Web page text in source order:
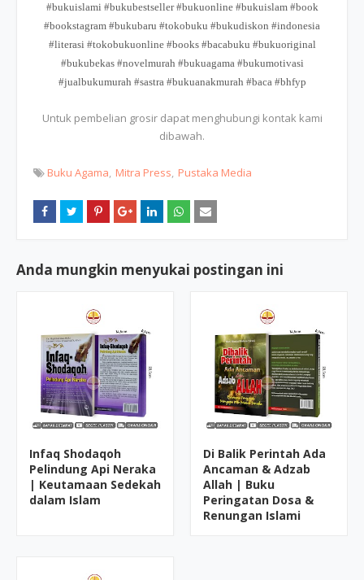
#bukuislami #bukubestseller #bukuonline #bukuislam #book
#bookstagram #bukubaru #tokobuku #bukudiskon #indonesia
#literasi #tokobukuonline #books #bacabuku #bukuoriginal
#bukubekas #novelmurah #bukuagama #bukumotivasi
#jualbukumurah #sastra #bukuanakmurah #baca #bhfyp
Untuk pembelian grosir dapat menghubungi kontak kami
dibawah.
Buku Agama Mitra Press Pustaka Media
Anda mungkin menyukai postingan ini
Infaq Shodaqoh
Pelindung Api Neraka
| Keutamaan Sedekah
dalam Islam
Di Balik Perintah Ada
Ancaman & Adzab
Allah | Buku
Peringatan Dosa &
Renungan Islami